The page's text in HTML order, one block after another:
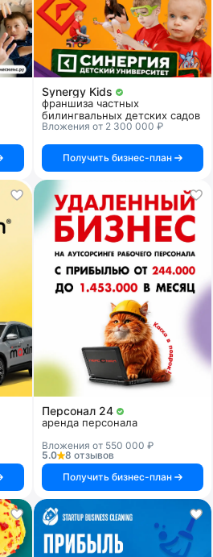
Synergy Kids
франшиза частных
билингвальных детских садов
Вложения от 2 300 000 ₽
Получить бизнес-план
Персонал 24
аренда персонала
Вложения от 550 000 ₽
5.0
8 отзывов
Получить бизнес-план